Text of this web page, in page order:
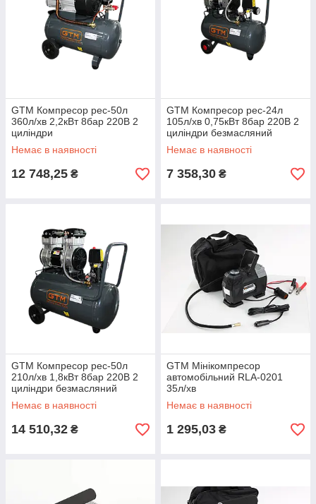
GTM Компресор рес-50л
360л/хв 2,2кВт 8бар 220В 2
циліндри
Немає в наявності
12 748,25 ₴
GTM Компресор рес-24л
105л/хв 0,75кВт 8бар 220В 2
циліндри безмасляний
Немає в наявності
7 358,30 ₴
GTM Компресор рес-50л
210л/хв 1,8кВт 8бар 220В 2
циліндри безмасляний
Немає в наявності
14 510,32 ₴
GTM Мінікомпресор
автомобільний RLA-0201
35л/хв
Немає в наявності
1 295,03 ₴